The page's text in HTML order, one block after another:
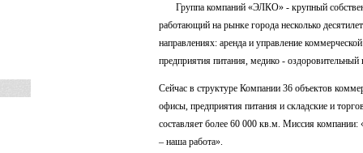
Группа компаний «ЭЛКО» - крупный
работающий на рынке города несколько
направлениях: аренда и управление
предприятия питания, медико - оздоровительный
Сейчас в структуре Компании 36 объектов
офисы, предприятия питания и складские и
составляет более 60 000 кв.м. Миссия
– наша работа».